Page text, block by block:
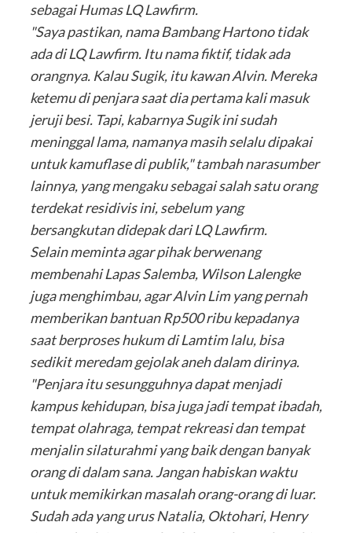
sebagai Humas LQ Lawfirm.
"Saya pastikan, nama Bambang Hartono tidak
ada di LQ Lawfirm. Itu nama fiktif, tidak ada
orangnya. Kalau Sugik, itu kawan Alvin. Mereka
ketemu di penjara saat dia pertama kali masuk
jeruji besi. Tapi, kabarnya Sugik ini sudah
meninggal lama, namanya masih selalu dipakai
untuk kamuflase di publik," tambah narasumber
lainnya, yang mengaku sebagai salah satu orang
terdekat residivis ini, sebelum yang
bersangkutan didepak dari LQ Lawfirm.
Selain meminta agar pihak berwenang
membenahi Lapas Salemba, Wilson Lalengke
juga menghimbau, agar Alvin Lim yang pernah
memberikan bantuan Rp500 ribu kepadanya
saat berproses hukum di Lamtim lalu, bisa
sedikit meredam gejolak aneh dalam dirinya.
"Penjara itu sesungguhnya dapat menjadi
kampus kehidupan, bisa juga jadi tempat ibadah,
tempat olahraga, tempat rekreasi dan tempat
menjalin silaturahmi yang baik dengan banyak
orang di dalam sana. Jangan habiskan waktu
untuk memikirkan masalah orang-orang di luar.
Sudah ada yang urus Natalia, Oktohari, Henry